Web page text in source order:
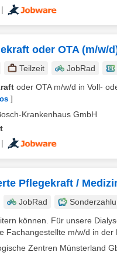
oder OTA (m/w/
Teilzeit JobRad
oder OTA m/w/d in Voll-
]
Krankenhaus GmbH
Pflegekraft /
JobRad
können. Für unsere
Fachangestellte m/w/d in der
Zentren Münsterland